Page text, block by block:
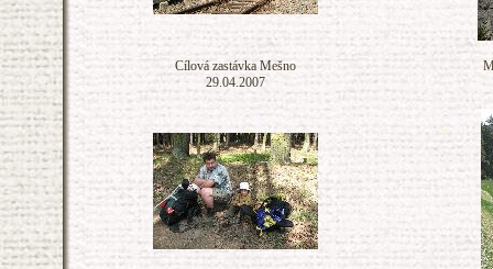
Cílová zastávka Mešno
29.04.2007